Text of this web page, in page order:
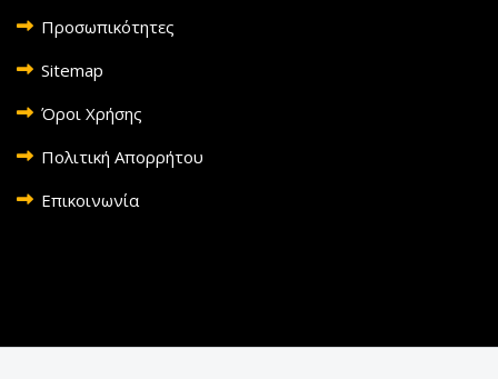
Προσωπικότητες
Sitemap
Όροι Χρήσης
Πολιτική Απορρήτου
Επικοινωνία